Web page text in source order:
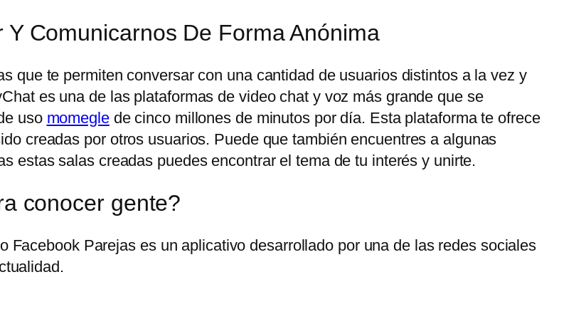
Comunicarnos De Forma Anónima
que te permiten conversar con una cantidad de usuarios distintos a la vez y
es una de las plataformas de video chat y voz más grande que se
uso momeglede cinco millones de minutos por día. Esta plataforma te ofrece
creadas por otros usuarios. Puede que también encuentres a algunas
estas salas creadas puedes encontrar el tema de tu interés y unirte.
conocer gente?
Facebook Parejas es un aplicativo desarrollado por una de las redes sociales